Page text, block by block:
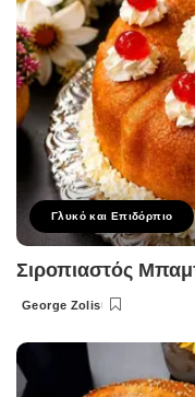
Γλυκό και Επιδόρπιο
Σιροπιαστός
Posted
George Zolis